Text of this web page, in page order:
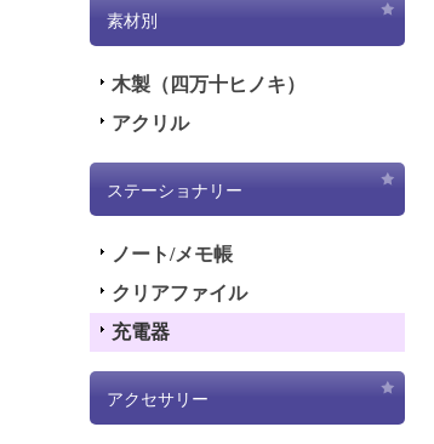
素材別
木製（四万十ヒノキ）
アクリル
ステーショナリー
ノート/メモ帳
クリアファイル
充電器
アクセサリー